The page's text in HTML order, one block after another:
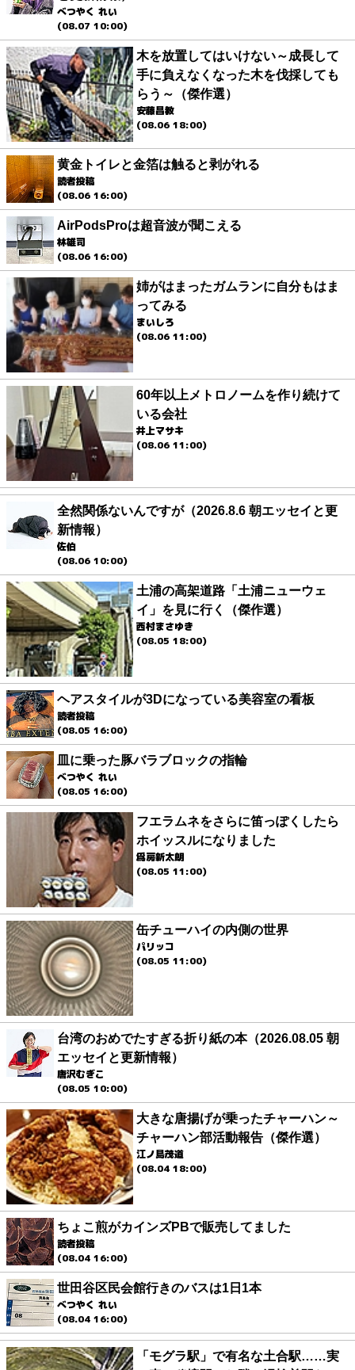
べつやく れい
(08.07 10:00)
木を放置してはいけない～成長して
手に負えなくなった木を伐採しても
らう～（傑作選）
安藤昌教
(08.06 18:00)
黄金トイレと金箔は触ると剥がれる
読者投稿
(08.06 16:00)
AirPodsProは超音波が聞こえる
林雄司
(08.06 16:00)
姉がはまったガムランに自分もはま
ってみる
まいしろ
(08.06 11:00)
60年以上メトロノームを作り続けて
いる会社
井上マサキ
(08.06 11:00)
全然関係ないんですが（2026.8.6 朝エッセイと更
新情報）
佐伯
(08.06 10:00)
土浦の高架道路「土浦ニューウェ
イ」を見に行く（傑作選）
西村まさゆき
(08.05 18:00)
ヘアスタイルが3Dになっている美容室の看板
読者投稿
(08.05 16:00)
皿に乗った豚バラブロックの指輪
べつやく れい
(08.05 16:00)
フエラムネをさらに笛っぽくしたら
ホイッスルになりました
爲房新太朗
(08.05 11:00)
缶チューハイの内側の世界
パリッコ
(08.05 11:00)
台湾のおめでたすぎる折り紙の本（2026.08.05 朝
エッセイと更新情報）
唐沢むぎこ
(08.05 10:00)
大きな唐揚げが乗ったチャーハン～
チャーハン部活動報告（傑作選）
江ノ島茂道
(08.04 18:00)
ちょこ煎がカインズPBで販売してました
読者投稿
(08.04 16:00)
世田谷区民会館行きのバスは1日1本
べつやく れい
(08.04 16:00)
「モグラ駅」で有名な土合駅……実